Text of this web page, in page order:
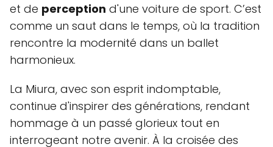
et de perception d'une voiture de sport. C’est
comme un saut dans le temps, où la tradition
rencontre la modernité dans un ballet
harmonieux.
La Miura, avec son esprit indomptable,
continue d'inspirer des générations, rendant
hommage à un passé glorieux tout en
interrogeant notre avenir. À la croisée des